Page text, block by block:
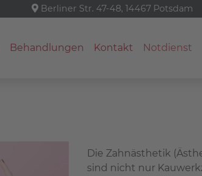
Berliner Str. 47-48, 14467 Potsdam
Behandlungen Kontakt Notdienst
Die Zahnästhetik
sind nicht nur